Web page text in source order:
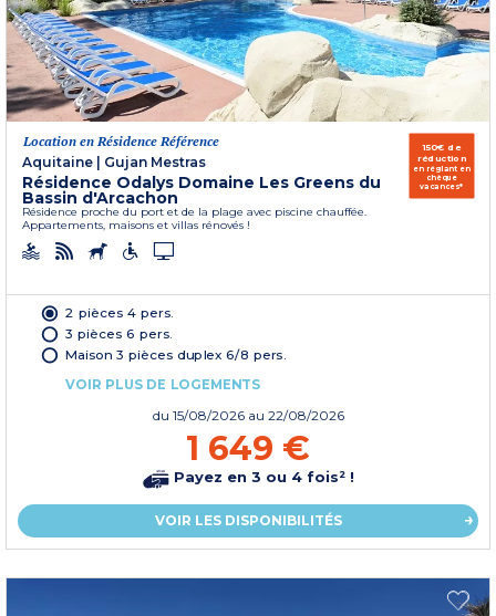
Location en Résidence Référence
Aquitaine | Gujan Mestras
Résidence Odalys Domaine Les Greens du
Bassin d'Arcachon
Résidence proche du port et de la plage avec piscine chauffée.
Appartements, maisons et villas rénovés !
150€ de
réduction
en réglant en
chèque
vacances*
2 pièces 4 pers.
3 pièces 6 pers.
Maison 3 pièces duplex 6/8 pers.
VOIR PLUS DE LOGEMENTS
du 15/08/2026 au 22/08/2026
1 649 €
Payez en 3 ou 4 fois² !
VOIR LES DISPONIBILITÉS